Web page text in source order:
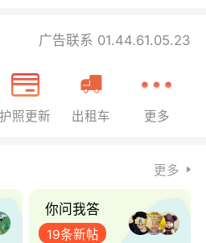
广告联系 01.44.61.05.23
护照更新 出租车 更多
更多
你问我答
19条新帖